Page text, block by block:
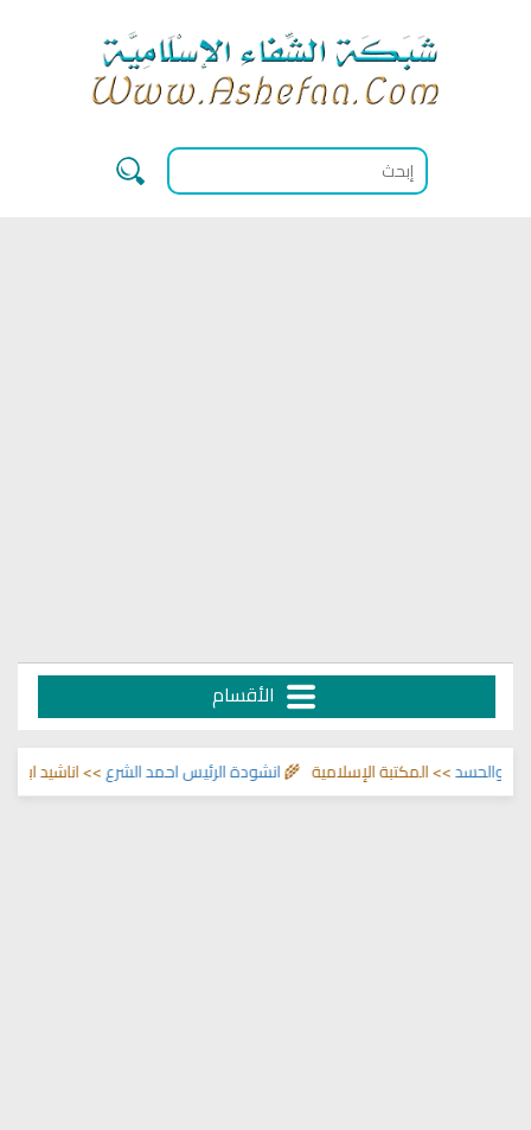
الأقسام
انشودة الرئيس احمد الشرع>> اناشيد ابراهيم الاحمد المكتبة الإسلامية 🌾